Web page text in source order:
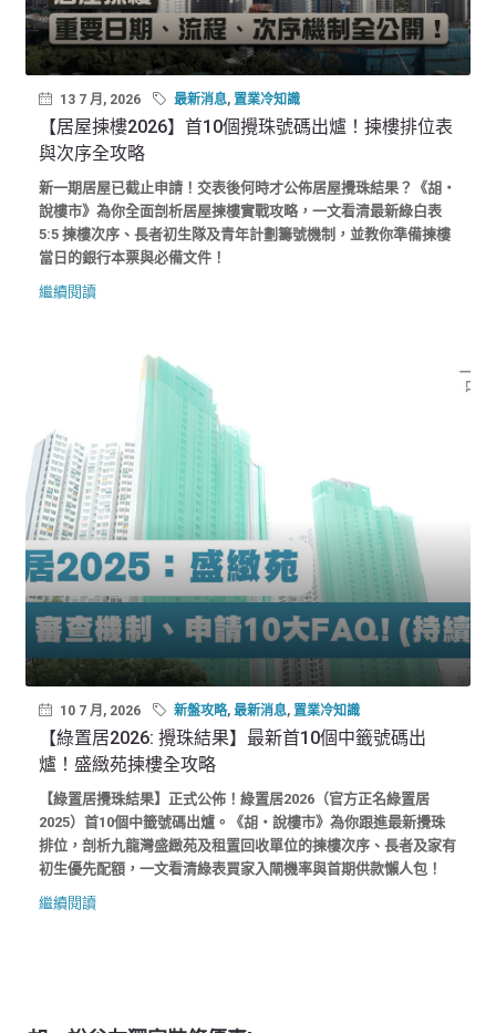
13 7 月, 2026 最新消息, 置業冷知識
【居屋揀樓2026】首10個攪珠號碼出爐！揀樓排位表
與次序全攻略
新一期居屋已截止申請！交表後何時才公佈居屋攪珠結果？《胡‧
說樓市》為你全面剖析居屋揀樓實戰攻略，一文看清最新綠白表
5:5 揀樓次序、長者初生隊及青年計劃籌號機制，並教你準備揀樓
當日的銀行本票與必備文件！
繼續閱讀
10 7 月, 2026 新盤攻略, 最新消息, 置業冷知識
【綠置居2026: 攪珠結果】最新首10個中籤號碼出
爐！盛緻苑揀樓全攻略
【綠置居攪珠結果】正式公佈！綠置居2026（官方正名綠置居
2025）首10個中籤號碼出爐。《胡‧說樓市》為你跟進最新攪珠
排位，剖析九龍灣盛緻苑及租置回收單位的揀樓次序、長者及家有
初生優先配額，一文看清綠表買家入閘機率與首期供款懶人包！
繼續閱讀